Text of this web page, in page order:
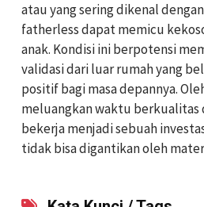
atau yang sering dikenal
fatherless dapat memicu
anak. Kondisi ini berpotensi
validasi dari luar rumah yang
positif bagi masa depannya.
meluangkan waktu berkualitas
bekerja menjadi sebuah
tidak bisa digantikan oleh